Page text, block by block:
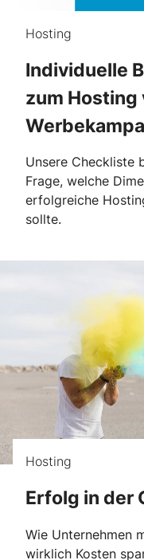
Hosting
Individuelle
zum Hosting
Unsere Checkliste
Frage, welche
erfolgreiche
sollte.
Hosting
Erfolg in der
Wie Unternehmen
wirklich Kosten